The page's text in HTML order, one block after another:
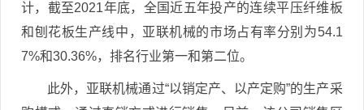
计，截至2021年底，全国近五年投产的连续平压纤维板
和刨花板生产线中，亚联机械的市场占有率分别为54.1
7%和30.36%，排名行业第一和第二位。
此外，亚联机械通过“以销定产、以产定购”的生产采